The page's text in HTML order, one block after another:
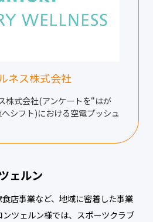
ネス株式会社
株式会社(アンケートを“はが
シフト)における空電プッシュ
ェルン
店事業など、地域に密着した事業
ツェルン様では、スポーツクラブ